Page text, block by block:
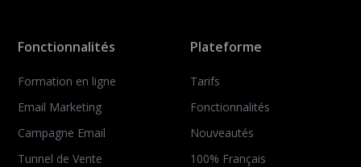
Fonctionnalités
Formation en ligne
Email Marketing
Campagne Email
Tunnel de Vente
Plateforme
Tarifs
Fonctionnalités
Nouveautés
100% Français